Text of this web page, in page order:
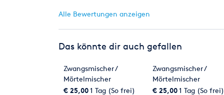
Alle Bewertungen anzeigen
Das könnte dir auch gefallen
Zwangsmischer /
Mörtelmischer
€ 25,001 Tag (So frei)
Zwangsmischer /
Mörtelmischer
€ 25,001 Tag (So frei)